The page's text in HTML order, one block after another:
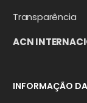
Transparência
ACN
INFORMAÇÃO